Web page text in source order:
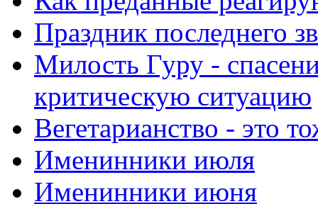
Праздник последнего
Милость Гуру -
критическую ситуацию
Вегетарианство - это
Именинники июля
Именинники июня